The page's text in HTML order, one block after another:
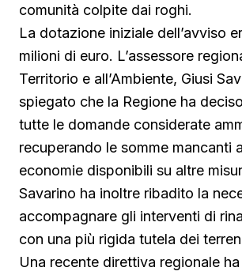
comunità colpite dai roghi.
La dotazione iniziale dell’avviso
milioni di euro. L’assessore
Territorio e all’Ambiente, Giusi
spiegato che la Regione ha
tutte le domande considerate
recuperando le somme mancanti
economie disponibili su altre
Savarino ha inoltre ribadito la
accompagnare gli interventi di
con una più rigida tutela dei
Una recente direttiva regionale